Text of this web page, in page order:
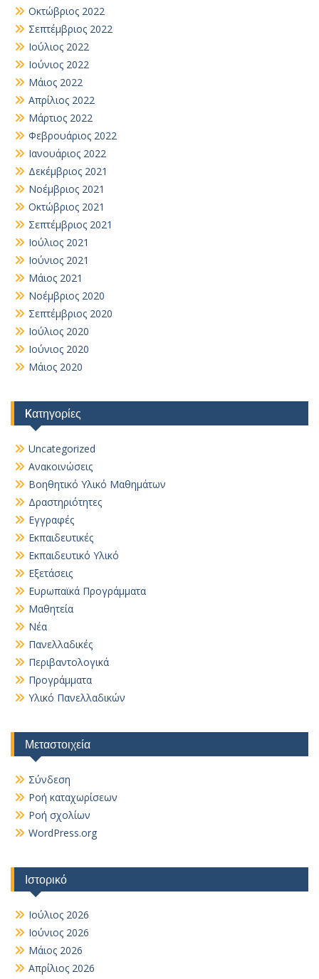
Οκτώβριος 2022
Σεπτέμβριος 2022
Ιούλιος 2022
Ιούνιος 2022
Μάιος 2022
Απρίλιος 2022
Μάρτιος 2022
Φεβρουάριος 2022
Ιανουάριος 2022
Δεκέμβριος 2021
Νοέμβριος 2021
Οκτώβριος 2021
Σεπτέμβριος 2021
Ιούλιος 2021
Ιούνιος 2021
Μάιος 2021
Νοέμβριος 2020
Σεπτέμβριος 2020
Ιούλιος 2020
Ιούνιος 2020
Μάιος 2020
Kατηγορίες
Uncategorized
Ανακοινώσεις
Βοηθητικό Yλικό Mαθημάτων
Δραστηριότητες
Εγγραφές
Εκπαιδευτικές
Εκπαιδευτικό Υλικό
Εξετάσεις
Ευρωπαϊκά Προγράμματα
Μαθητεία
Νέα
Πανελλαδικές
Περιβαντολογικά
Προγράμματα
Υλικό Πανελλαδικών
Μεταστοιχεία
Σύνδεση
Ροή καταχωρίσεων
Ροή σχολίων
WordPress.org
Ιστορικό
Ιούλιος 2026
Ιούνιος 2026
Μάιος 2026
Απρίλιος 2026